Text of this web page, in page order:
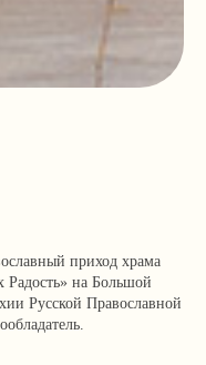
приход храма
на Большой
Русской Православной